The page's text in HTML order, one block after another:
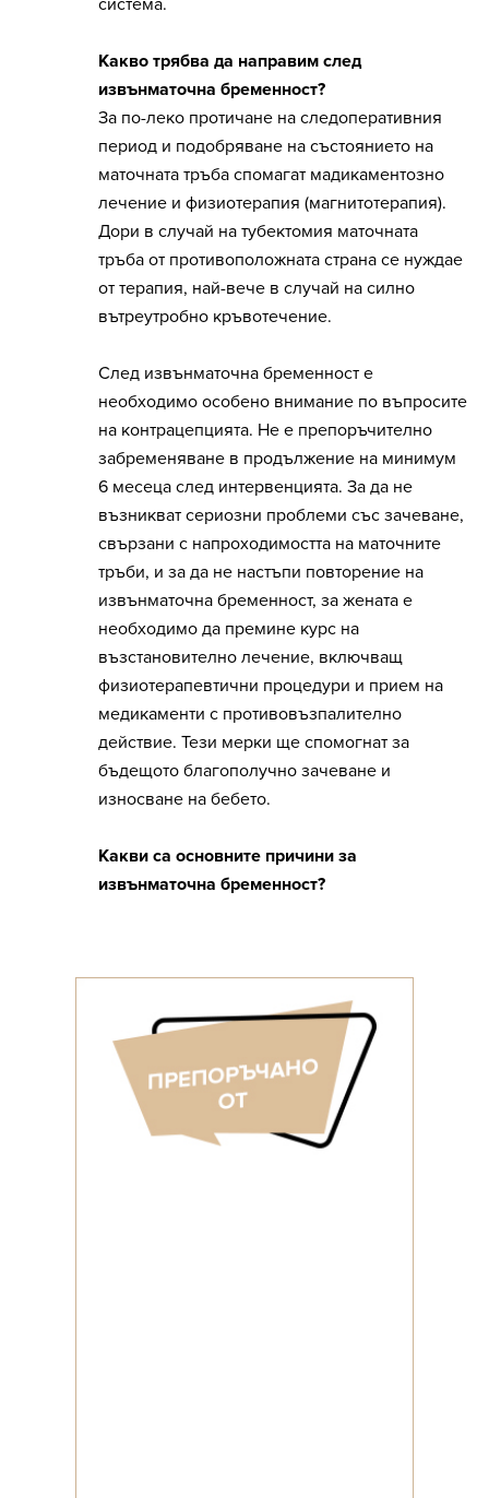
система.
Какво трябва да направим след
извънматочна бременност?
За по-леко протичане на следоперативния
период и подобряване на състоянието на
маточната тръба спомагат мадикаментозно
лечение и физиотерапия (магнитотерапия).
Дори в случай на тубектомия маточната
тръба от противоположната страна се нуждае
от терапия, най-вече в случай на силно
вътреутробно кръвотечение.
След извънматочна бременност е
необходимо особено внимание по въпросите
на контрацепцията. Не е препоръчително
забременяване в продължение на минимум
6 месеца след интервенцията. За да не
възникват сериозни проблеми със зачеване,
свързани с напроходимостта на маточните
тръби, и за да не настъпи повторение на
извънматочна бременност, за жената е
необходимо да премине курс на
възстановително лечение, включващ
физиотерапевтични процедури и прием на
медикаменти с противовъзпалително
действие. Тези мерки ще спомогнат за
бъдещото благополучно зачеване и
износване на бебето.
Какви са основните причини за
извънматочна бременност?